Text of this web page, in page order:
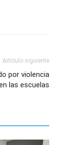
Artículo siguiente
por violencia
las escuelas